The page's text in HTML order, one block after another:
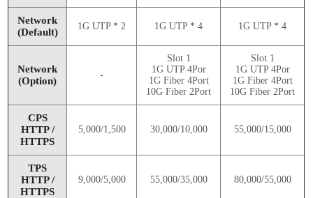
Network
(Default)
1G UTP * 2 1G UTP * 4 1G UTP * 4
Network
(Option)
-
Slot 1
1G UTP 4Por
1G Fiber 4Port
10G Fiber 2Port
Slot 1
1G UTP 4Por
1G Fiber 4Port
10G Fiber 2Port
CPS
HTTP /
HTTPS
5,000/1,500 30,000/10,000 55,000/15,000
TPS
HTTP /
HTTPS
9,000/5,000 55,000/35,000 80,000/55,000